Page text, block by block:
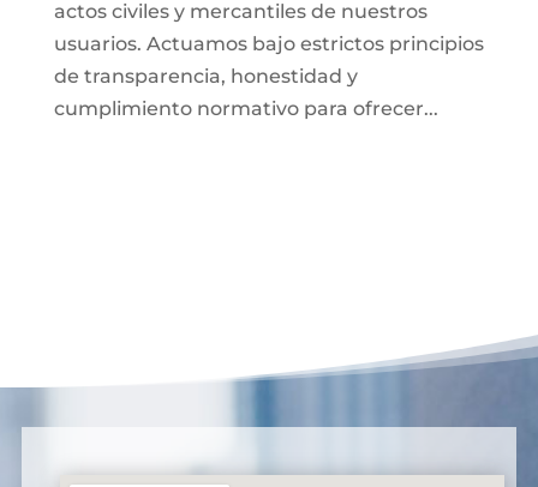
actos civiles y mercantiles de nuestros
usuarios. Actuamos bajo estrictos principios
de transparencia, honestidad y
cumplimiento normativo para ofrecer...